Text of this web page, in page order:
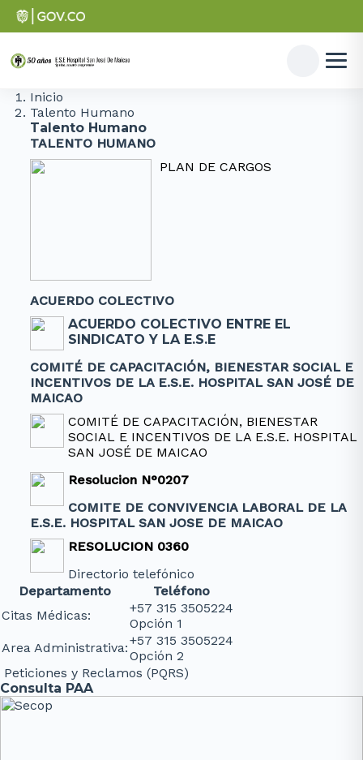
Inicio
Talento Humano
Talento Humano
TALENTO HUMANO
PLAN DE CARGOS
ACUERDO COLECTIVO
ACUERDO COLECTIVO ENTRE EL
SINDICATO Y LA E.S.E
COMITÉ DE CAPACITACIÓN, BIENESTAR SOCIAL E
INCENTIVOS DE LA E.S.E. HOSPITAL SAN JOSÉ DE
MAICAO
COMITÉ DE CAPACITACIÓN, BIENESTAR
SOCIAL E INCENTIVOS DE LA E.S.E. HOSPITAL
SAN JOSÉ DE MAICAO
Resolucion N°0207
COMITE DE CONVIVENCIA LABORAL DE LA
E.S.E. HOSPITAL SAN JOSE DE MAICAO
RESOLUCION 0360
Directorio telefónico
Departamento
Teléfono
Citas Médicas:
+57 315 3505224
Opción 1
Area Administrativa:+57 315 3505224
Opción 2
Peticiones y Reclamos (PQRS)
Consulta PAA